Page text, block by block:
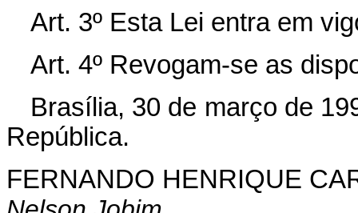
Art. 3º Esta Lei entra em
Art. 4º Revogam-se as
Brasília, 30 de março de
República.
FERNANDO HENRIQUE